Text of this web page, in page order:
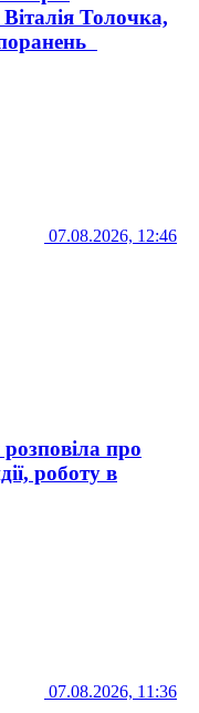
Толочка,
07.08.2026, 12:46
про
роботу в
07.08.2026, 11:36